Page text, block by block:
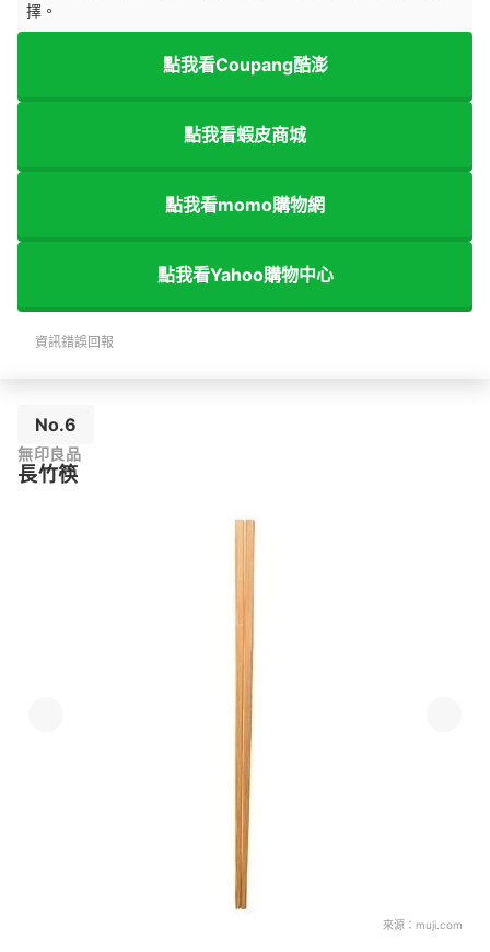
擇。
點我看Coupang酷澎
點我看蝦皮商城
點我看momo購物網
點我看Yahoo購物中心
資訊錯誤回報
No.6
無印良品
長竹筷
來源： muji.com